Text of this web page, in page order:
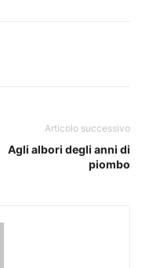
Articolo successivo
Agli albori degli anni di
piombo